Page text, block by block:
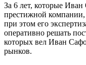
За 6 лет, которые
престижной компании,
при этом его
оперативно решать
которых вел Иван
рынков.